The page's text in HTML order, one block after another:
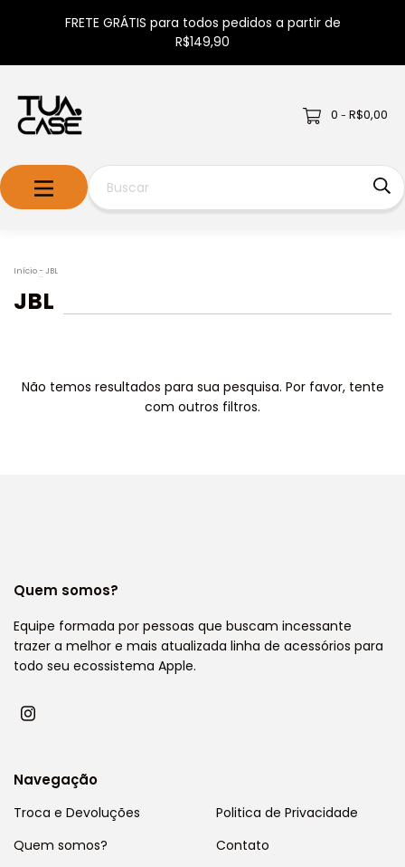
FRETE GRÁTIS para todos pedidos a partir de
R$149,90
0 - R$0,00
Início- JBL
JBL
Não temos resultados para sua pesquisa. Por favor, tente
com outros filtros.
Quem somos?
Equipe formada por pessoas que buscam incessante
trazer a melhor e mais atualizada linha de acessórios para
todo seu ecossistema Apple.
Navegação
Troca e Devoluções
Politica de Privacidade
Quem somos?
Contato